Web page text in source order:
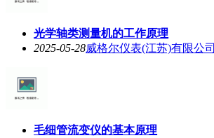
光学轴类测量机的工作原理
2025-05-28威格尔仪表(江苏)有限公司
毛细管流变仪的基本原理